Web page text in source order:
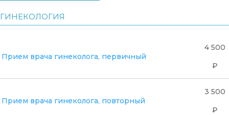
ГИНЕКОЛОГИЯ
Прием врача гинеколога, первичный
4 500
₽
Прием врача гинеколога, повторный
3 500
₽